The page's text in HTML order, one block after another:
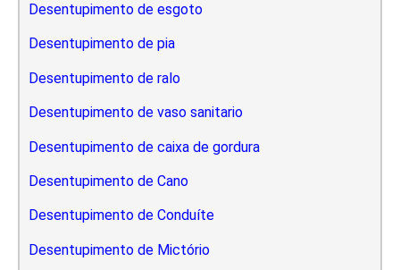
Desentupimento de esgoto
Desentupimento de pia
Desentupimento de ralo
Desentupimento de vaso sanitario
Desentupimento de caixa de gordura
Desentupimento de Cano
Desentupimento de Conduíte
Desentupimento de Mictório